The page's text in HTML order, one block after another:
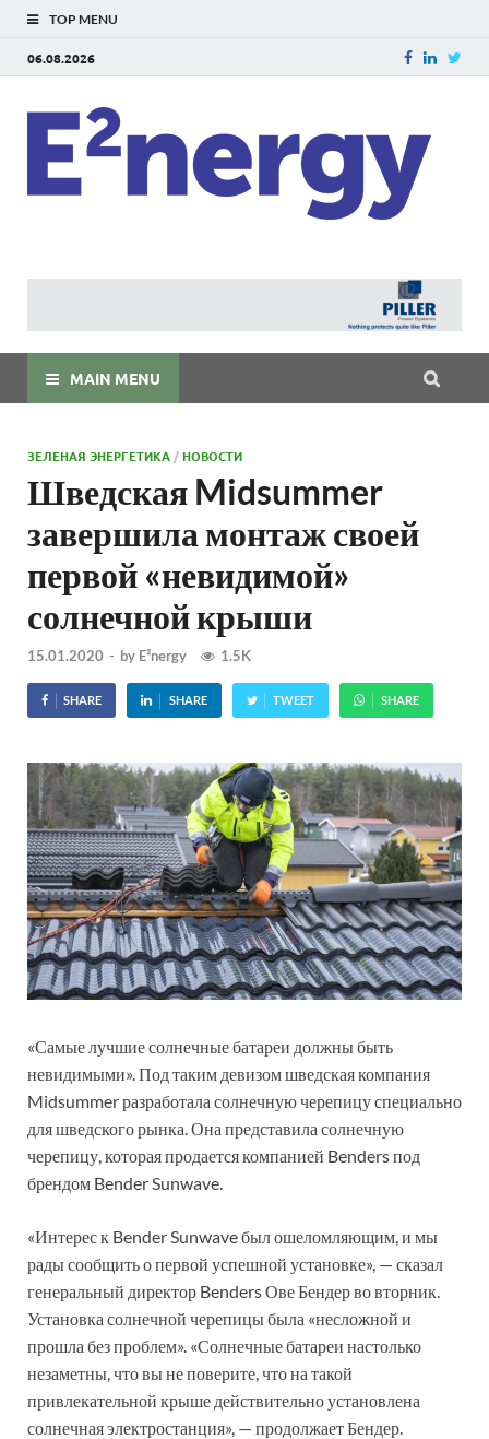
TOP MENU
06.08.2026
MAIN MENU
ЗЕЛЕНАЯ ЭНЕРГЕТИКА /НОВОСТИ
Шведская Midsummer
завершила монтаж своей
первой «невидимой»
солнечной крыши
15.01.2020 - by E²nergy 1.5K
SHARE SHARE TWEET SHARE
«Самые лучшие солнечные батареи должны быть
невидимыми». Под таким девизом шведская компания
Midsummer разработала солнечную черепицу специально
для шведского рынка. Она представила солнечную
черепицу, которая продается компанией Benders под
брендом Bender Sunwave.
«Интерес к Bender Sunwave был ошеломляющим, и мы
рады сообщить о первой успешной установке», — сказал
генеральный директор Benders Ове Бендер во вторник.
Установка солнечной черепицы была «несложной и
прошла без проблем». «Солнечные батареи настолько
незаметны, что вы не поверите, что на такой
привлекательной крыше действительно установлена
солнечная электростанция», — продолжает Бендер.